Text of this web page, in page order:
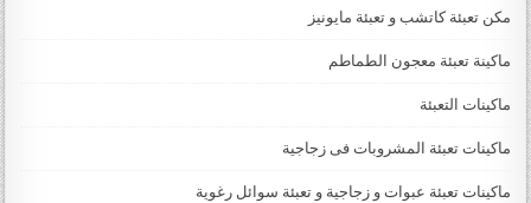
مكن تعبئة كاتشب و تعبئة مايونيز
ماكينة تعبئة معجون الطماطم
ماكينات التعبئة
ماكينات تعبئة المشروبات فى زجاجية
ماكينات تعبئة عبوات و زجاجية و تعبئة سوائل رغوية